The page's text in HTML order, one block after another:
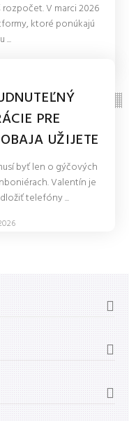
V marci 2026
ktoré ponúkajú
...
PRE
UŽIJETE
byť len o gýčových
Valentín je
telefóny ...